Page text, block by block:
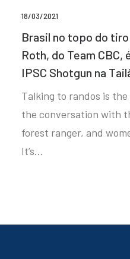
18/03/2021
Brasil no topo do
Roth, do Team CBC,
IPSC Shotgun na
Talking to randos is
the conversation with
forest ranger, and
It’s…